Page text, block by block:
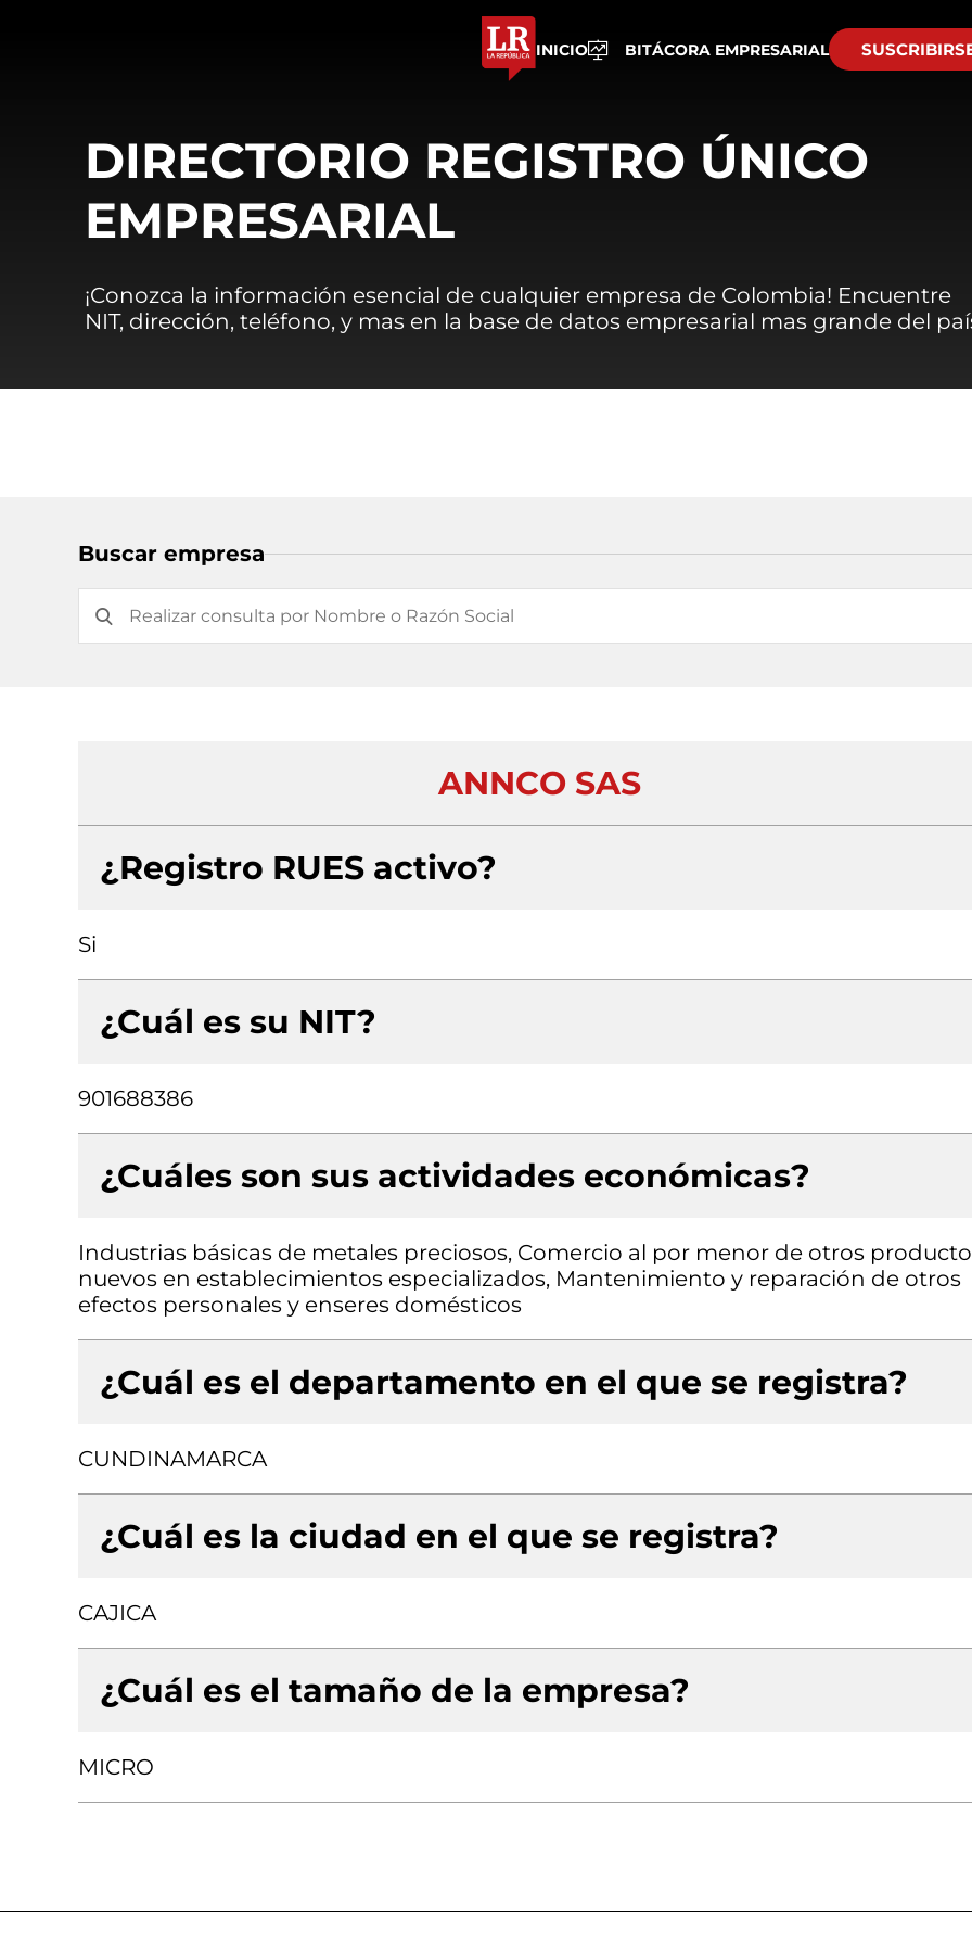
INICIO BITÁCORA EMPRESARIAL
DIRECTORIO REGISTRO ÚNICO
EMPRESARIAL
¡Conozca la información esencial de cualquier empresa de Colombia! Encuentre
NIT, dirección, teléfono, y mas en la base de datos empresarial mas grande del
Buscar empresa
ANNCO SAS
¿Registro RUES activo?
Si
¿Cuál es su NIT?
901688386
¿Cuáles son sus actividades económicas?
Industrias básicas de metales preciosos, Comercio al por menor de otros
nuevos en establecimientos especializados, Mantenimiento y reparación de otros
efectos personales y enseres domésticos
¿Cuál es el departamento en el que se registra?
CUNDINAMARCA
¿Cuál es la ciudad en el que se registra?
CAJICA
¿Cuál es el tamaño de la empresa?
MICRO